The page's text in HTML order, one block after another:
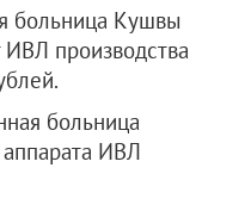
больница Кушвы
ИВЛ производства
больница
аппарата ИВЛ